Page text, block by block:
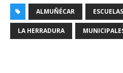
ALMUÑÉCAR
LA HERRADURA